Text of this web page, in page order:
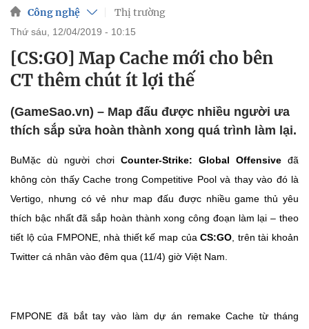
Công nghệ Thị trường
thứ sáu, 12/04/2019 - 10:15
[CS:GO] Map Cache mới cho bên
CT thêm chút ít lợi thế
(GameSao.vn) – Map đấu được nhiều người ưa
thích sắp sửa hoàn thành xong quá trình làm lại.
BuMặc dù người chơi Counter-Strike: Global Offensive đã
không còn thấy Cache trong Competitive Pool và thay vào đó là
Vertigo, nhưng có vẻ như map đấu được nhiều game thủ yêu
thích bậc nhất đã sắp hoàn thành xong công đoạn làm lại – theo
tiết lộ của FMPONE, nhà thiết kế map củaCS:GO , trên tài khoản
Twitter cá nhân vào đêm qua (11/4) giờ Việt Nam.
FMPONE đã bắt tay vào làm dự án remake Cache từ tháng